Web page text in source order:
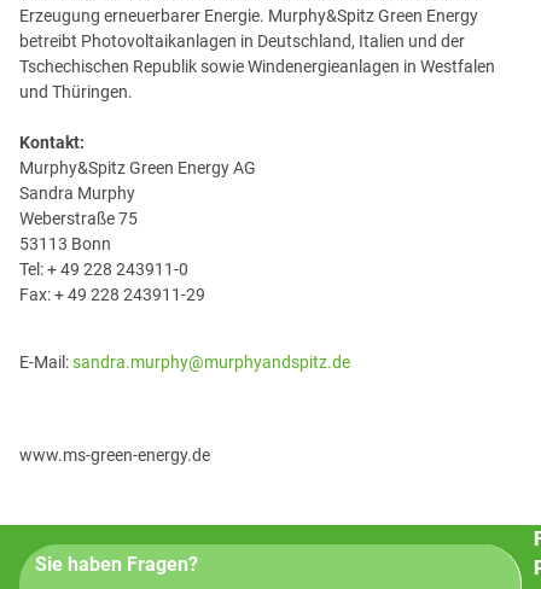
Erzeugung erneuerbarer Energie. Murphy&Spitz Green Energy
betreibt Photovoltaikanlagen in Deutschland, Italien und der
Tschechischen Republik sowie Windenergieanlagen in Westfalen
und Thüringen.
Kontakt:
Murphy&Spitz Green Energy AG
Sandra Murphy
Weberstraße 75
53113 Bonn
Tel: + 49 228 243911-0
Fax: + 49 228 243911-29
E-Mail:sandra.murphy@murphyandspitz.de
www.ms-green-energy.de
Sie haben Fragen?